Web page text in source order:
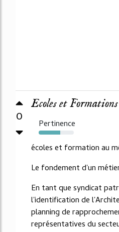
0
Ecoles et
Pertinence
61%
écoles et formation au
Le fondement d'un
En tant que syndicat
l'identification de
planning de
représentatives du